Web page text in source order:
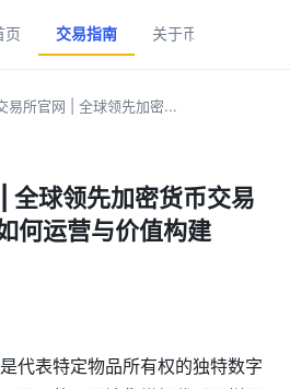
页 交易指南 关于币安
易所官网 | 全球领先加密...
全球领先加密货币交易
何运营与价值构建
代表特定物品所有权的独特数字